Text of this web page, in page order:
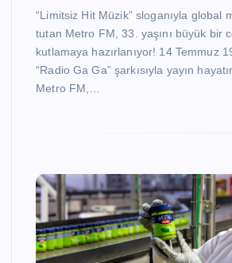
“Limitsiz Hit Müzik” sloganıyla global
tutan Metro FM, 33. yaşını büyük bir
kutlamaya hazırlanıyor! 14 Temmuz
“Radio Ga Ga” şarkısıyla yayın
Metro FM,…